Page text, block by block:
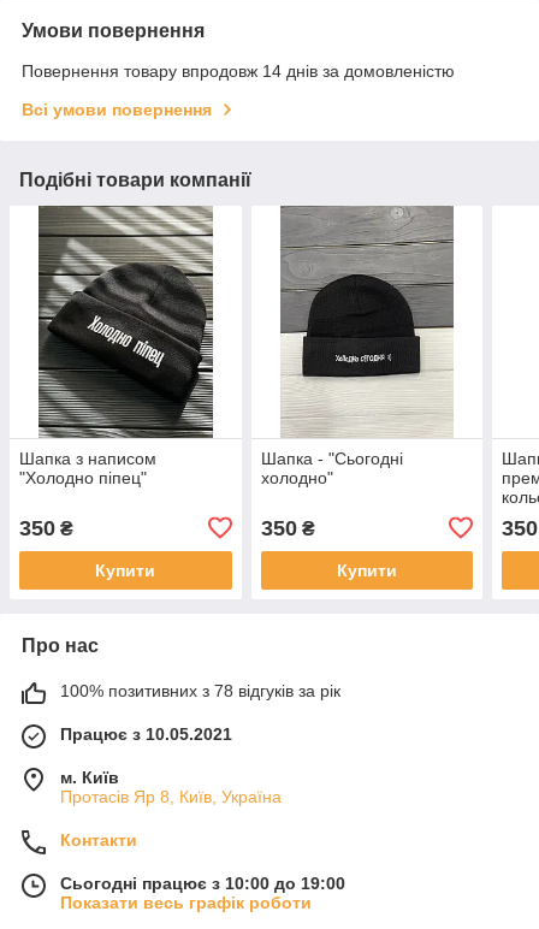
Умови повернення
Повернення товару впродовж 14 днів за домовленістю
Всі умови повернення
Подібні товари компанії
Шапка з написом
"Холодно піпец"
350 ₴
Купити
Шапка - "Сьогодні
холодно"
350₴
Купити
350
Про нас
100% позитивних з 78 відгуків за рік
Працює з 10.05.2021
м. Київ
Протасів Яр 8, Київ, Україна
Контакти
Сьогодні працює з 10:00 до 19:00
Показати весь графік роботи